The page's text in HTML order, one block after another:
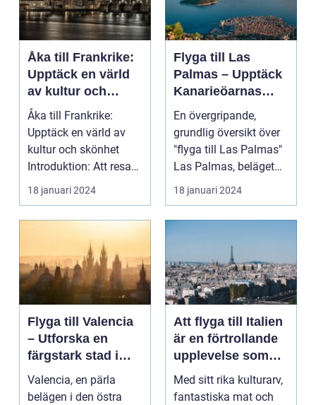
Åka till Frankrike:
Upptäck en värld
av kultur och
skönhet
Åka till Frankrike:
Upptäck en värld av
kultur och skönhet
Introduktion: Att resa
till Frankrike är...
18 januari 2024
Flyga till Las
Palmas – Upptäck
Kanarieöarnas
pärla
En övergripande,
grundlig översikt över
"flyga till Las Palmas"
Las Palmas, beläget
på Gran Canaria...
18 januari 2024
Flyga till Valencia
– Utforska en
färgstark stad i
Spanien
Valencia, en pärla
belägen i den östra
Att flyga till Italien
är en förtrollande
upplevelse som
lockar besökare
från hela världen
Med sitt rika kulturarv,
fantastiska mat och